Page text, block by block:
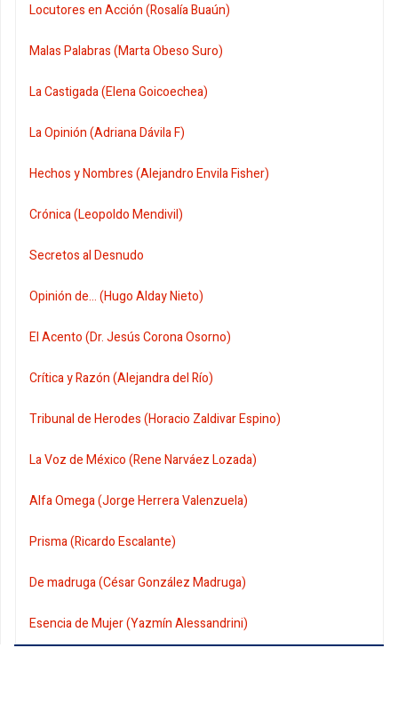
Locutores en Acción (Rosalía Buaún)
Malas Palabras (Marta Obeso Suro)
La Castigada (Elena Goicoechea)
La Opinión (Adriana Dávila F)
Hechos y Nombres (Alejandro Envila Fisher)
Crónica (Leopoldo Mendivil)
Secretos al Desnudo
Opinión de... (Hugo Alday Nieto)
El Acento (Dr. Jesús Corona Osorno)
Crítica y Razón (Alejandra del Río)
Tribunal de Herodes (Horacio Zaldivar Espino)
La Voz de México (Rene Narváez Lozada)
Alfa Omega (Jorge Herrera Valenzuela)
Prisma (Ricardo Escalante)
De madruga (César González Madruga)
Esencia de Mujer (Yazmín Alessandrini)